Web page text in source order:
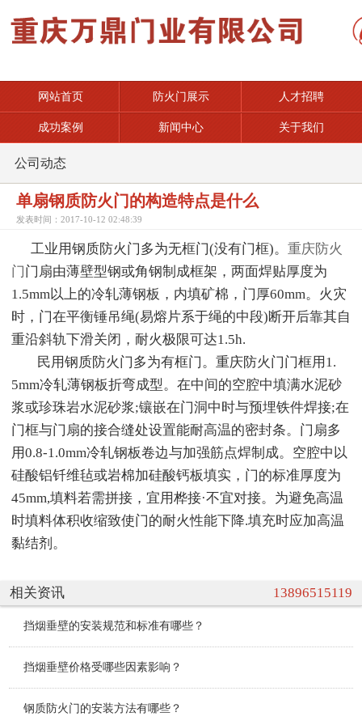
网站首页 防火门展示 人才招聘
成功案例 新闻中心 关于我们
公司动态
单扇钢质防火门的构造特点是什么
发表时间：2017-10-12 02:48:39
工业用钢质防火门多为无框门(没有门框)。 重庆防火
门门扇由薄壁型钢或角钢制成框架，两面焊贴厚度为
1.5mm以上的冷轧薄钢板，内填矿棉，门厚60mm。火灾
时，门在平衡锤吊绳(易熔片系于绳的中段)断开后靠其自
重沿斜轨下滑关闭，耐火极限可达1.5h.
民用钢质防火门多为有框门。重庆防火门门框用1.
5mm冷轧薄钢板折弯成型。在中间的空腔中填满水泥砂
浆或珍珠岩水泥砂浆;镶嵌在门洞中时与预埋铁件焊接;在
门框与门扇的接合缝处设置能耐高温的密封条。门扇多
用0.8-1.0mm冷轧钢板卷边与加强筋点焊制成。空腔中以
硅酸铝钎维毡或岩棉加硅酸钙板填实，门的标准厚度为
45mm,填料若需拼接，宜用桦接·不宜对接。为避免高温
时填料体积收缩致使门的耐火性能下降.填充时应加高温
黏结剂。
相关资讯 13896515119
挡烟垂壁的安装规范和标准有哪些？
挡烟垂壁价格受哪些因素影响？
钢质防火门的安装方法有哪些？